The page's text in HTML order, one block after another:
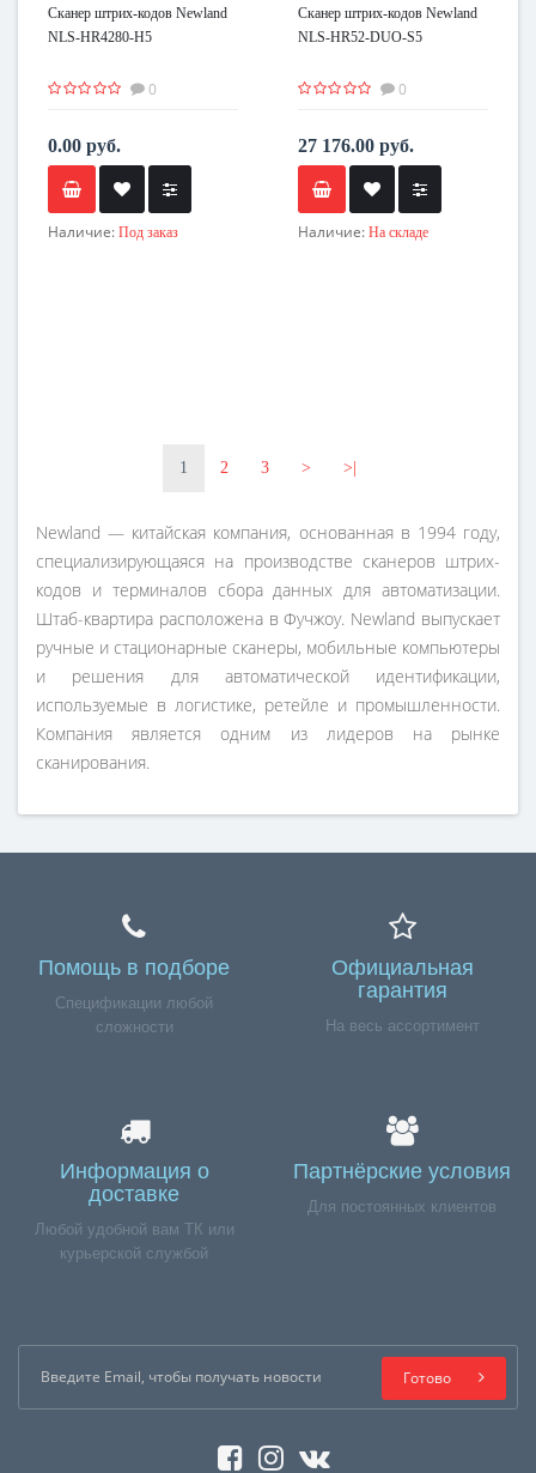
Сканер штрих-кодов Newland
NLS-HR4280-H5
0
0.00 руб.
Наличие: Под заказ
Сканер штрих-кодов Newland
NLS-HR52-DUO-S5
0
27 176.00 руб.
Наличие: На складе
1 2 3 > >|
Newland — китайская компания, основанная в 1994 году,
специализирующаяся на производстве сканеров штрих-
кодов и терминалов сбора данных для автоматизации.
Штаб-квартира расположена в Фучжоу. Newland выпускает
ручные и стационарные сканеры, мобильные компьютеры
и решения для автоматической идентификации,
используемые в логистике, ретейле и промышленности.
Компания является одним из лидеров на рынке
сканирования.
Помощь в подборе
Спецификации любой
сложности
Официальная
гарантия
На весь ассортимент
Информация о
доставке
Любой удобной вам ТК или
курьерской службой
Партнёрские условия
Для постоянных клиентов
Готово